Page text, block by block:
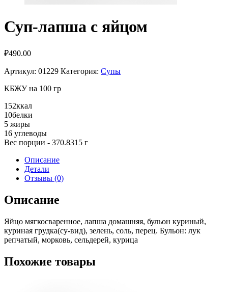
Суп-лапша с яйцом
₽490.00
Артикул: 01229 Категория: Супы
КБЖУ на 100 гр
152ккал
10белки
5 жиры
16 углеводы
Вес порции - 370.8315 г
Описание
Детали
Отзывы (0)
Описание
Яйцо мягкосваренное, лапша домашняя, бульон куриный,
куриная грудка(су-вид), зелень, соль, перец. Бульон: лук
репчатый, морковь, сельдерей, курица
Похожие товары